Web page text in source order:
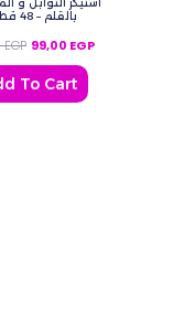
بالقلم – 48 قطعه
EGP 99,00 EGP
To Cart